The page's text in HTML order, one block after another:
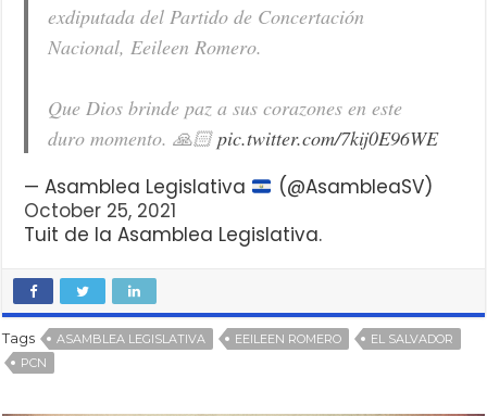
exdiputada del Partido de Concertación
Nacional, Eeileen Romero.
Que Dios brinde paz a sus corazones en este
duro momento. 🙏🏻pic.twitter.com/7kij0E96WE
— Asamblea Legislativa
(@AsambleaSV)
October 25, 2021
Tuit de la Asamblea Legislativa.
Tags ASAMBLEA LEGISLATIVA EEILEEN ROMERO
EL SALVADOR
PCN